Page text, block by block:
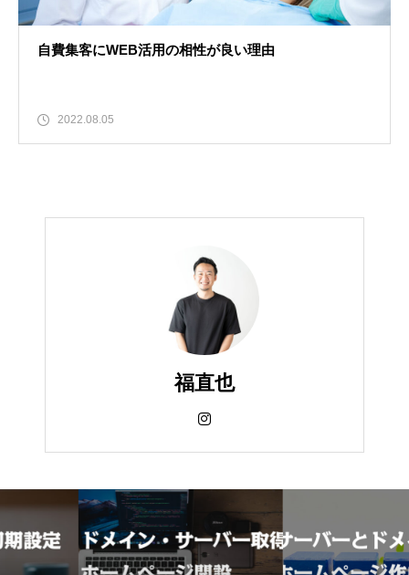
自費集客にWEB活用の相性が良い理由
2022.08.05
福直也